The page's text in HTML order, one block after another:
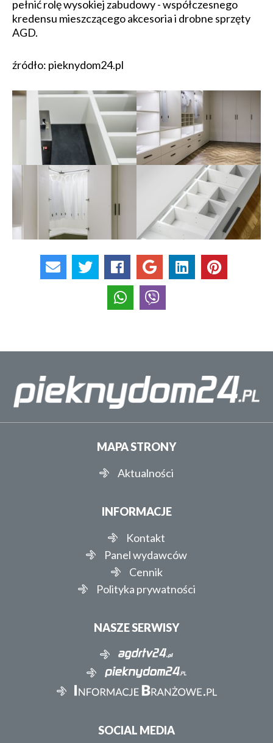
pełnić rolę wysokiej zabudowy - współczesnego
kredensu mieszczącego akcesoria i drobne sprzęty
AGD.
źródło: pieknydom24.pl
MAPA STRONY
Aktualności
INFORMACJE
Kontakt
Panel wydawców
Cennik
Polityka prywatności
NASZE SERWISY
SOCIAL MEDIA